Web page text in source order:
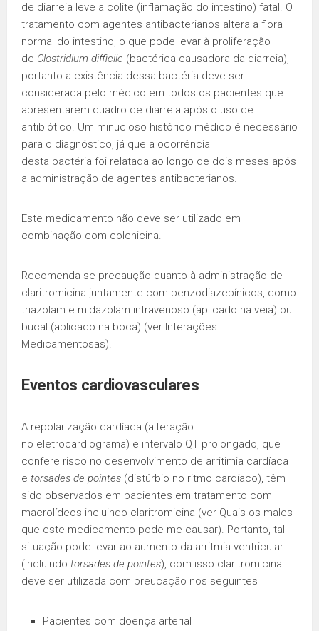
de diarreia leve a colite (inflamação do intestino) fatal. O
tratamento com agentes antibacterianos altera a flora
normal do intestino, o que pode levar à proliferação
de Clostridium difficile (bactérica causadora da diarreia),
portanto a existência dessa bactéria deve ser
considerada pelo médico em todos os pacientes que
apresentarem quadro de diarreia após o uso de
antibiótico. Um minucioso histórico médico é necessário
para o diagnóstico, já que a ocorrência
desta bactéria foi relatada ao longo de dois meses após
a administração de agentes antibacterianos.
Este medicamento não deve ser utilizado em
combinação com colchicina.
Recomenda-se precaução quanto à administração de
claritromicina juntamente com benzodiazepínicos, como
triazolam e midazolam intravenoso (aplicado na veia) ou
bucal (aplicado na boca) (ver Interações
Medicamentosas).
Eventos cardiovasculares
A repolarização cardíaca (alteração
no eletrocardiograma) e intervalo QT prolongado, que
confere risco no desenvolvimento de arritimia cardíaca
e torsades de pointes (distúrbio no ritmo cardíaco), têm
sido observados em pacientes em tratamento com
macrolídeos incluindo claritromicina (ver Quais os males
que este medicamento pode me causar). Portanto, tal
situação pode levar ao aumento da arritmia ventricular
(incluindo torsades de pointes), com isso claritromicina
deve ser utilizada com preucação nos seguintes
Pacientes com doença arterial